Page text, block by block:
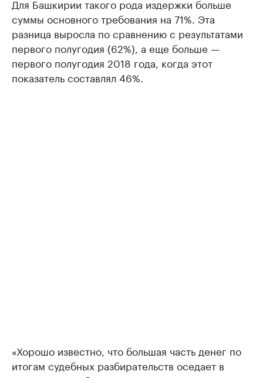
Для Башкирии такого рода издержки больше
суммы основного требования на 71%. Эта
разница выросла по сравнению с результатами
первого полугодия (62%), а еще больше —
первого полугодия 2018 года, когда этот
показатель составлял 46%.
«Хорошо известно, что большая часть денег по
итогам судебных разбирательств оседает в